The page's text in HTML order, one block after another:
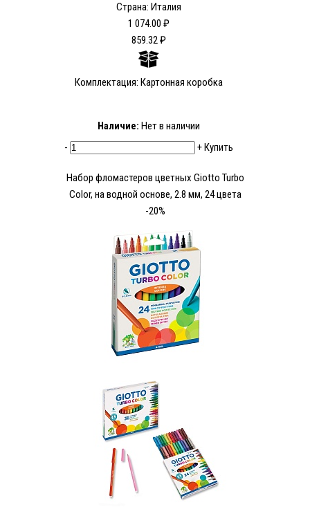
Страна: Италия
1 074.00 ₽
859.32 ₽
Комплектация: Картонная коробка
Наличие: Нет в наличии
-
+Купить
Набор фломастеров цветных Giotto Turbo
Color, на водной основе, 2.8 мм, 24 цвета
-20%